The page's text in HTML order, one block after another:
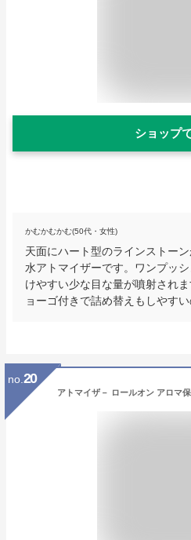
ショップ
かむかむかむ(50代・女性)
天面にハート型のラインストー
水アトマイザーです。ワンプッ
けやすい少な目な量が噴射され
ョーゴ付きで詰め替えもしやすい
no. 20